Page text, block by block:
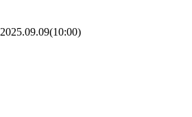
2025.09.09(10:00)